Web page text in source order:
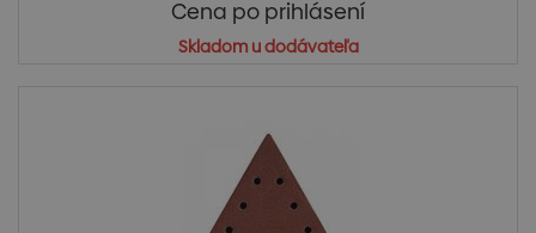
Cena po prihlásení
Skladom u dodávateľa